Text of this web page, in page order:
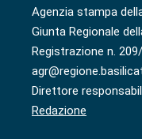
Agenzia stampa
Giunta Regionale
Registrazione n.
Direttore
Redazione